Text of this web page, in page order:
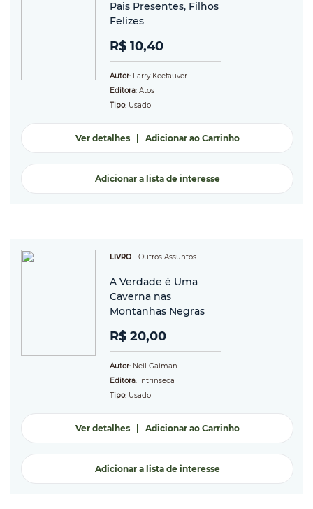
Pais Presentes, Filhos
Felizes
R$ 10,40
Autor: Larry Keefauver
Editora: Atos
Tipo: Usado
Ver detalhes| Adicionar ao Carrinho
Adicionar a lista de interesse
LIVRO - Outros Assuntos
A Verdade é Uma
Caverna nas
Montanhas Negras
R$ 20,00
Autor: Neil Gaiman
Editora: Intrinseca
Tipo: Usado
Ver detalhes| Adicionar ao Carrinho
Adicionar a lista de interesse